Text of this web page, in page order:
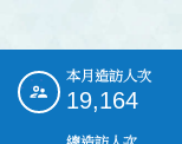
::: 本月造訪人次
19,164